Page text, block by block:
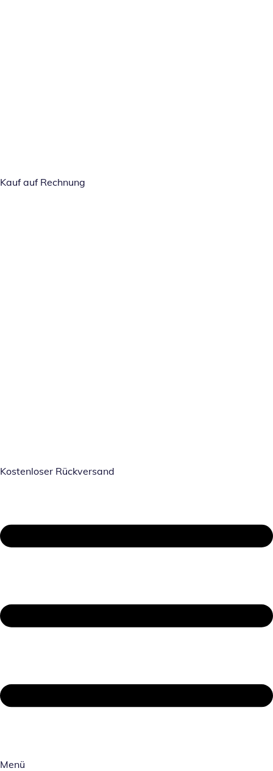
Kauf auf Rechnung
Kostenloser Rückversand
Menü